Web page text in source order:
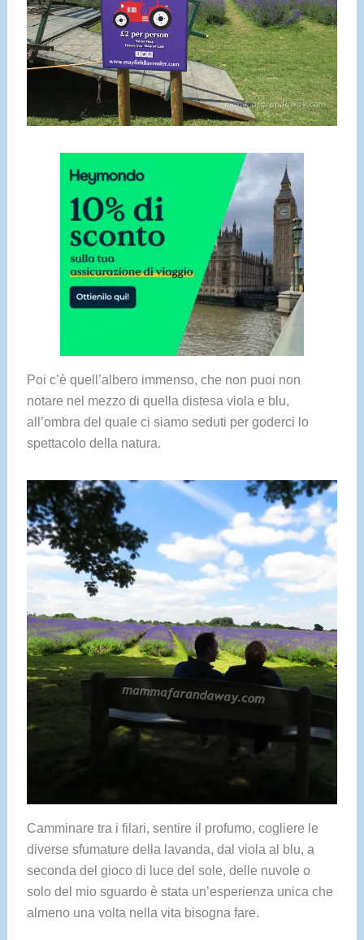
Poi c’è quell’albero immenso, che non puoi non
notare nel mezzo di quella distesa viola e blu,
all’ombra del quale ci siamo seduti per goderci lo
spettacolo della natura.
Camminare tra i filari, sentire il profumo, cogliere le
diverse sfumature della lavanda, dal viola al blu, a
seconda del gioco di luce del sole, delle nuvole o
solo del mio sguardo è stata un’esperienza unica che
almeno una volta nella vita bisogna fare.